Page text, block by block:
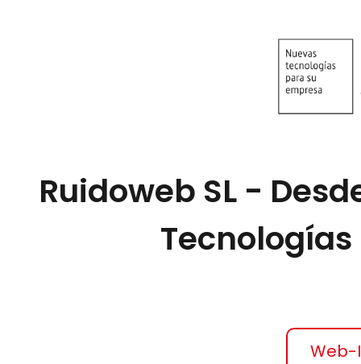
Ruidoweb SL -
Web-